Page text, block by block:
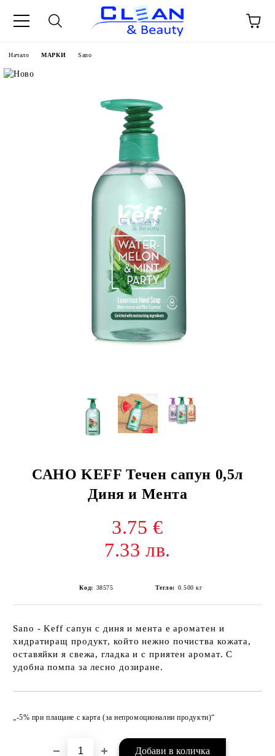
Начало МАРКИ Sano
САНО KEFF Течен сапун 0,5л
Диня и Мента
3.75 €
7.33 лв.
Код: 38575 Тегло: 0.500 кг
Sano - Keff сапун с диня и мента е ароматен и
хидратиращ продукт, който нежно почиства кожата,
оставяйки я свежа, гладка и с приятен аромат. С
удобна помпа за лесно дозиране.
„-5% при плащане с карта (за непромоционални продукти)“